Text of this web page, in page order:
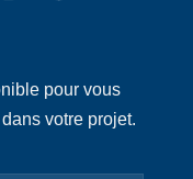
pour vous
votre projet.